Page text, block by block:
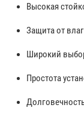
Высокая
Защита от
Широкий
Простота